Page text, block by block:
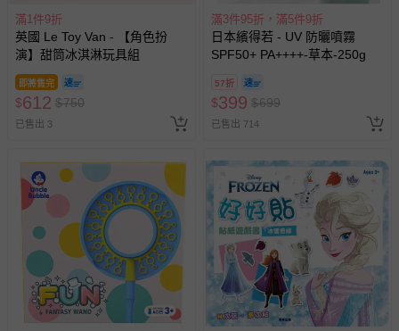
滿1件9折
英國 Le Toy Van - 【角色扮
演】甜筒冰淇淋玩具組
即將售完
$612 $750
已售出 3
滿3件95折，滿5件9折
日本繽得若 - UV 防曬噴霧
SPF50+ PA++++-草本-250g
57折
$399 $699
已售出 714